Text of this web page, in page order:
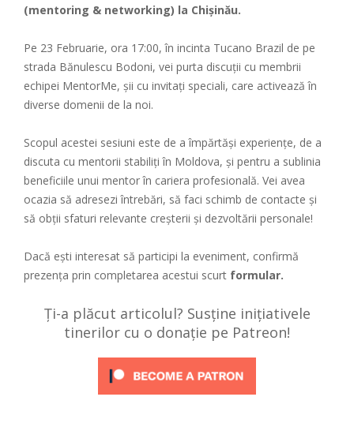
(mentoring & networking) la Chișinău.
Pe 23 Februarie, ora 17:00, în incinta Tucano Brazil de pe
strada Bănulescu Bodoni, vei purta discuții cu membrii
echipei MentorMe, șii cu invitați speciali, care activează în
diverse domenii de la noi.
Scopul acestei sesiuni este de a împărtăși experiențe, de a
discuta cu mentorii stabiliți în Moldova, și pentru a sublinia
beneficiile unui mentor în cariera profesională. Vei avea
ocazia să adresezi întrebări, să faci schimb de contacte și
să obții sfaturi relevante creșterii și dezvoltării personale!
Dacă ești interesat să participi la eveniment, confirmă
prezența prin completarea acestui scurt formular.
Ți-a plăcut articolul? Susține inițiativele
tinerilor cu o donație pe Patreon!